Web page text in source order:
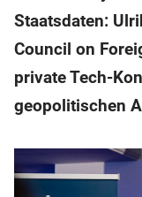
Staatsdaten:
Council on
private Tech-
geopolitischen